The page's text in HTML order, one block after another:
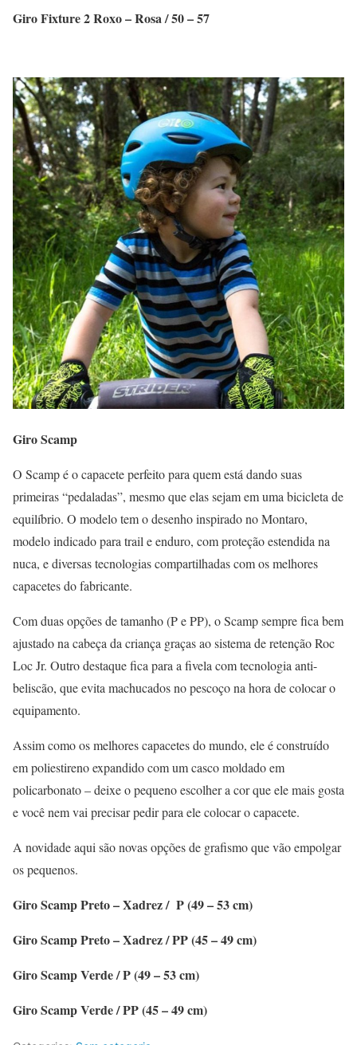
Giro Fixture 2 Roxo – Rosa / 50 – 57
Giro Scamp
O Scamp é o capacete perfeito para quem está dando suas
primeiras “pedaladas”, mesmo que elas sejam em uma bicicleta de
equilíbrio. O modelo tem o desenho inspirado no Montaro,
modelo indicado para trail e enduro, com proteção estendida na
nuca, e diversas tecnologias compartilhadas com os melhores
capacetes do fabricante.
Com duas opções de tamanho (P e PP), o Scamp sempre fica bem
ajustado na cabeça da criança graças ao sistema de retenção Roc
Loc Jr. Outro destaque fica para a fivela com tecnologia anti-
beliscão, que evita machucados no pescoço na hora de colocar o
equipamento.
Assim como os melhores capacetes do mundo, ele é construído
em poliestireno expandido com um casco moldado em
policarbonato – deixe o pequeno escolher a cor que ele mais gosta
e você nem vai precisar pedir para ele colocar o capacete.
A novidade aqui são novas opções de grafismo que vão empolgar
os pequenos.
Giro Scamp Preto – Xadrez / P (49 – 53 cm)
Giro Scamp Preto – Xadrez / PP (45 – 49 cm)
Giro Scamp Verde / P (49 – 53 cm)
Giro Scamp Verde / PP (45 – 49 cm)